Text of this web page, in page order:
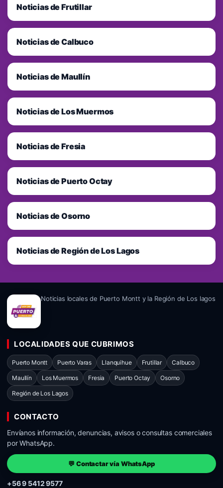
Noticias de Frutillar
Noticias de Calbuco
Noticias de Maullín
Noticias de Los Muermos
Noticias de Fresia
Noticias de Puerto Octay
Noticias de Osorno
Noticias de Región de Los Lagos
Noticias locales de Puerto Montt y la Región de Los lagos
LOCALIDADES QUE CUBRIMOS
Puerto Montt Puerto Varas Llanquihue Frutillar Calbuco
Maullín Los Muermos Fresia Puerto Octay Osorno
Región de Los Lagos
CONTACTO
Envíanos información, denuncias, avisos o consultas comerciales
por WhatsApp.
💬 Contactar vía WhatsApp
+56 9 5412 9577